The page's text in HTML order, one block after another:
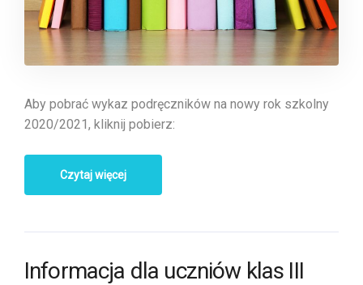
Aby pobrać wykaz podręczników na nowy rok szkolny
2020/2021, kliknij pobierz:
Czytaj więcej
Informacja dla uczniów klas III